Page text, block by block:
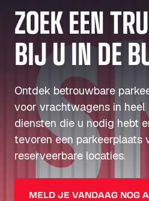
ZOEK EEN
BIJ U IN DE
Ontdek betrouwbare
voor vrachtwagens in heel
diensten die u nodig hebt
tevoren een parkeerplaats
reserveerbare locaties.
MELD JE VANDAAG NOG